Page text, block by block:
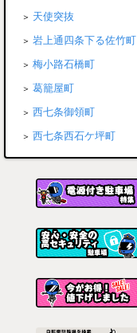
天使突抜
岩上通四条下る佐竹町
梅小路石橋町
葛籠屋町
西七条御領町
西七条西石ケ坪町